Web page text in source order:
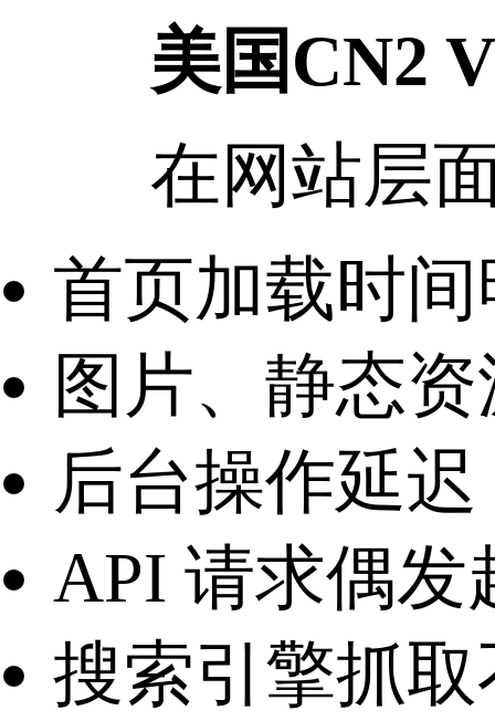
美国CN2
在网站层面
首页加载时
图片、静态
后台操作延迟
API 请求偶发
搜索引擎抓